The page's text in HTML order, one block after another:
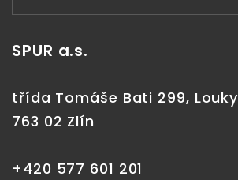
SPUR a.s.
třída Tomáše Bati 299, Louky
763 02 Zlín
+420 577 601 201